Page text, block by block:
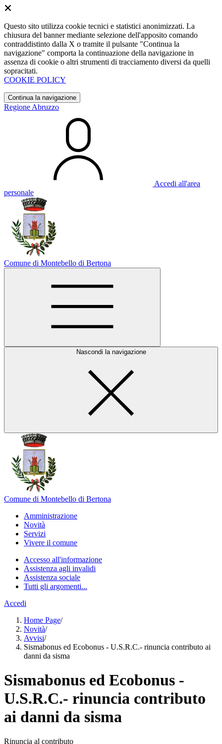
Questo sito utilizza cookie tecnici e statistici anonimizzati. La
chiusura del banner mediante selezione dell'apposito comando
contraddistinto dalla X o tramite il pulsante "Continua la
navigazione" comporta la continuazione della navigazione in
assenza di cookie o altri strumenti di tracciamento diversi da quelli
sopracitati.
COOKIE POLICY
Continua la navigazione
Regione Abruzzo
Accedi all'area
personale
Comune di Montebello di Bertona
Nascondi la navigazione
Comune di Montebello di Bertona
Amministrazione
Novità
Servizi
Vivere il comune
Accesso all'informazione
Assistenza agli invalidi
Assistenza sociale
Tutti gli argomenti...
Accedi
Home Page/
Novità/
Avvisi/
Sismabonus ed Ecobonus - U.S.R.C.- rinuncia contributo ai
danni da sisma
Sismabonus ed Ecobonus -
U.S.R.C.- rinuncia contributo
ai danni da sisma
Rinuncia al contributo